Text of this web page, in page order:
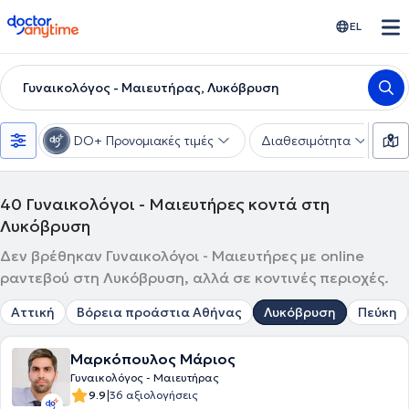
doctoranytime EL
Γυναικολόγος - Μαιευτήρας, Λυκόβρυση
DO+ Προνομιακές τιμές Διαθεσιμότητα
40 Γυναικολόγοι - Μαιευτήρες κοντά στη
Λυκόβρυση
Δεν βρέθηκαν Γυναικολόγοι - Μαιευτήρες με online
ραντεβού στη Λυκόβρυση, αλλά σε κοντινές περιοχές.
Αττική Βόρεια προάστια Αθήνας Λυκόβρυση Πεύκη
Μαρκόπουλος Μάριος
Γυναικολόγος - Μαιευτήρας
9.9|36 αξιολογήσεις